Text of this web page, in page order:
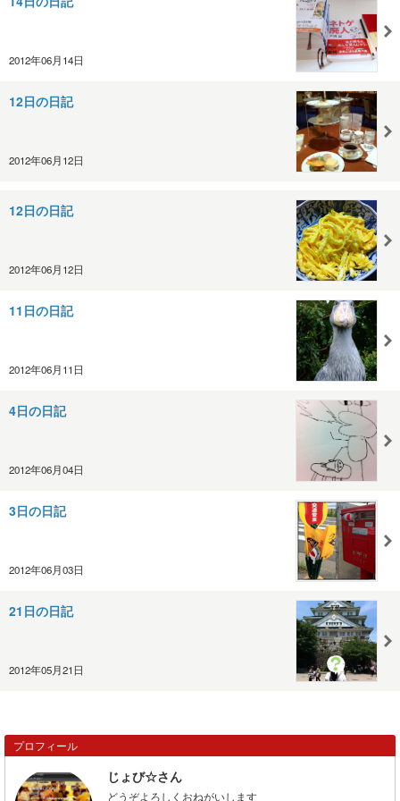
2012年06月14日
12日の日記
2012年06月12日
12日の日記
2012年06月12日
11日の日記
2012年06月11日
4日の日記
2012年06月04日
3日の日記
2012年06月03日
21日の日記
2012年05月21日
プロフィール
じょび☆さん
どうぞよろしくおねがいします